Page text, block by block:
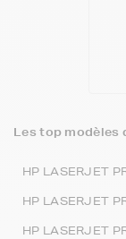
Les top modèles
HP LASERJET
HP LASERJET
HP LASERJET